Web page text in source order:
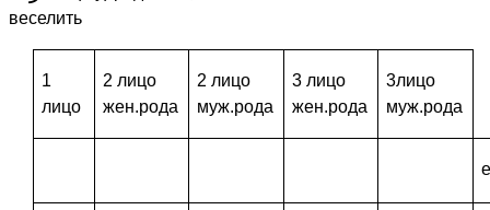
веселить
1
лицо
2 лицо
жен.рода
2 лицо
муж.рода
3 лицо
жен.рода
3лицо
муж.рода